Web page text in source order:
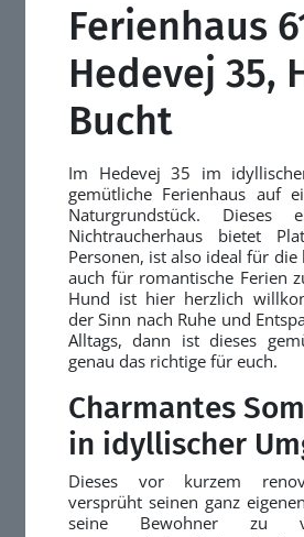
Ferienhaus
Hedevej 35,
Bucht
Im Hedevej 35 im
gemütliche Ferienhaus auf
Naturgrundstück. Dieses
Nichtraucherhaus bietet
Personen, ist also ideal für die
auch für romantische Ferien
Hund ist hier herzlich
der Sinn nach Ruhe und
Alltags, dann ist dieses
genau das richtige für euch.
Charmantes
in idyllischer
Dieses vor kurzem
versprüht seinen ganz
seine Bewohner zu